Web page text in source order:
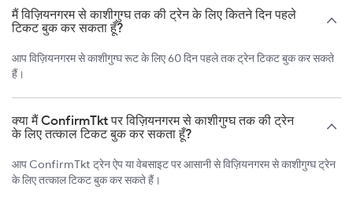
मैं विज़ियनगरम से काशीगुग्घ तक की ट्रेन के लिए कितने दिन पहले
टिकट बुक कर सकता हूँ?
आप विज़ियनगरम से काशीगुग्घ रूट के लिए 60 दिन पहले तक ट्रेन टिकट बुक कर सकते
हैं।
क्या मैं ConfirmTkt पर विज़ियनगरम से काशीगुग्घ तक की ट्रेन
के लिए तत्काल टिकट बुक कर सकता हूँ?
आप ConfirmTkt ट्रेन ऐप या वेबसाइट पर आसानी से विज़ियनगरम से काशीगुग्घ ट्रेन
के लिए तत्काल टिकट बुक कर सकते हैं।